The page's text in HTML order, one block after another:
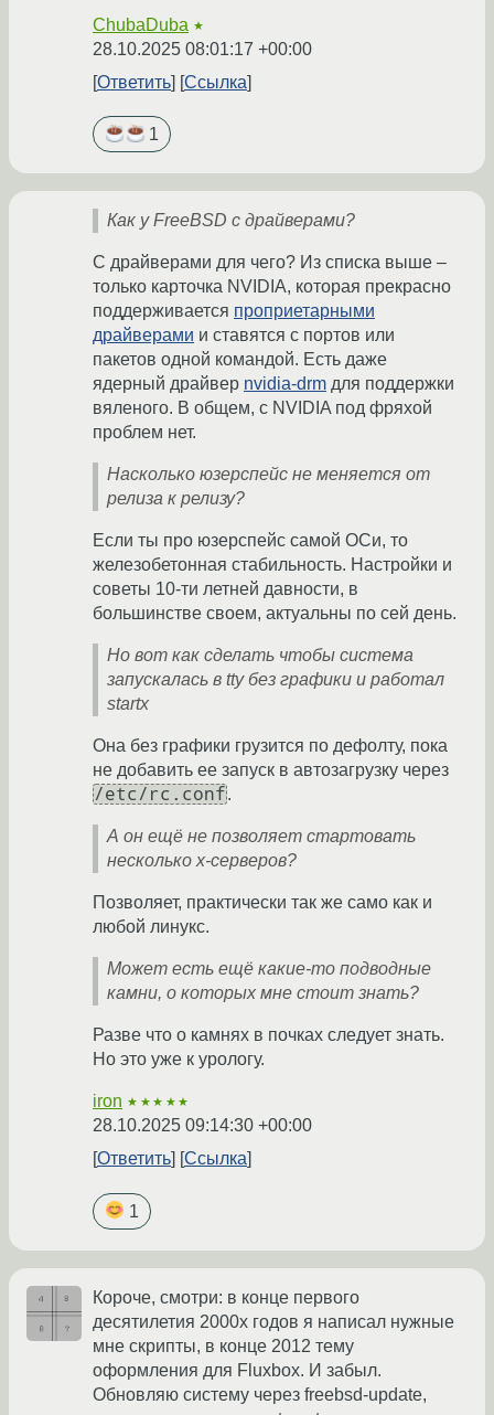
ChubaDuba ★
28.10.2025 08:01:17 +00:00
Ответить
Ссылка
1
Как у FreeBSD с драйверами?
С драйверами для чего? Из списка выше –
только карточка NVIDIA, которая прекрасно
поддерживается проприетарными
драйверами и ставятся с портов или
пакетов одной командой. Есть даже
ядерный драйвер nvidia-drm для поддержки
вяленого. В общем, с NVIDIA под фряхой
проблем нет.
Насколько юзерспейс не меняется от
релиза к релизу?
Если ты про юзерспейс самой ОСи, то
железобетонная стабильность. Настройки и
советы 10-ти летней давности, в
большинстве своем, актуальны по сей день.
Но вот как сделать чтобы система
запускалась в tty без графики и работал
startx
Она без графики грузится по дефолту, пока
не добавить ее запуск в автозагрузку через
/etc/rc.conf.
А он ещё не позволяет стартовать
несколько x-серверов?
Позволяет, практически так же само как и
любой линукс.
Может есть ещё какие-то подводные
камни, о которых мне стоит знать?
Разве что о камнях в почках следует знать.
Но это уже к урологу.
iron ★★★★★
28.10.2025 09:14:30 +00:00
Ответить
Ссылка
1
Короче, смотри: в конце первого
десятилетия 2000х годов я написал нужные
мне скрипты, в конце 2012 тему
оформления для Fluxbox. И забыл.
Обновляю систему через freebsd-update,